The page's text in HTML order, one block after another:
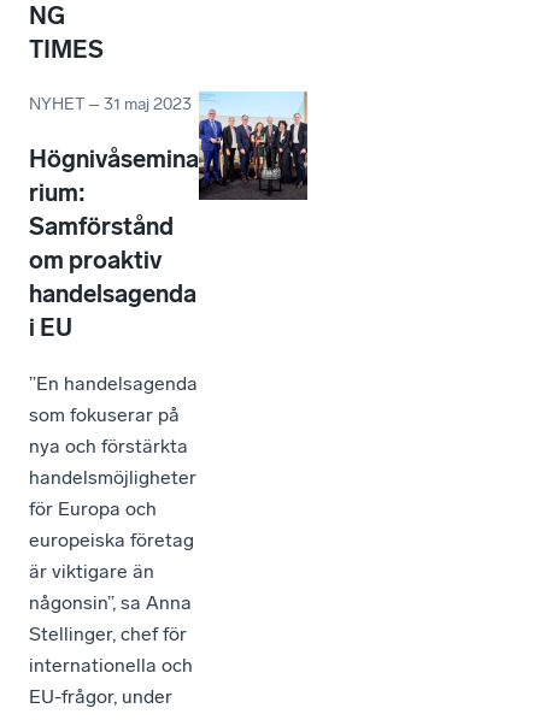
NG
TIMES
NYHET –31 maj 2023
Högnivåsemina
rium:
Samförstånd
om proaktiv
handelsagenda
i EU
”En handelsagenda
som fokuserar på
nya och förstärkta
handelsmöjligheter
för Europa och
europeiska företag
är viktigare än
någonsin”, sa Anna
Stellinger, chef för
internationella och
EU-frågor, under